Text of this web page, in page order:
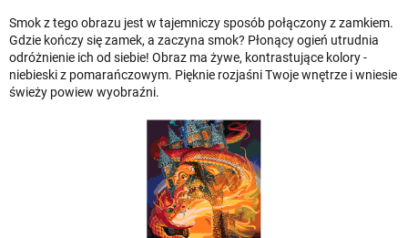
Smok z tego obrazu jest w tajemniczy sposób połączony z zamkiem.
Gdzie kończy się zamek, a zaczyna smok? Płonący ogień utrudnia
odróżnienie ich od siebie! Obraz ma żywe, kontrastujące kolory -
niebieski z pomarańczowym. Pięknie rozjaśni Twoje wnętrze i wniesie
świeży powiew wyobraźni.